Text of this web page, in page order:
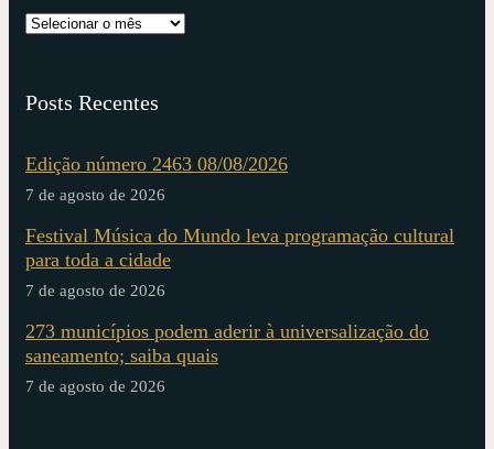
Posts Recentes
Edição número 2463 08/08/2026
7 de agosto de 2026
Festival Música do Mundo leva programação cultural
para toda a cidade
7 de agosto de 2026
273 municípios podem aderir à universalização do
saneamento; saiba quais
7 de agosto de 2026